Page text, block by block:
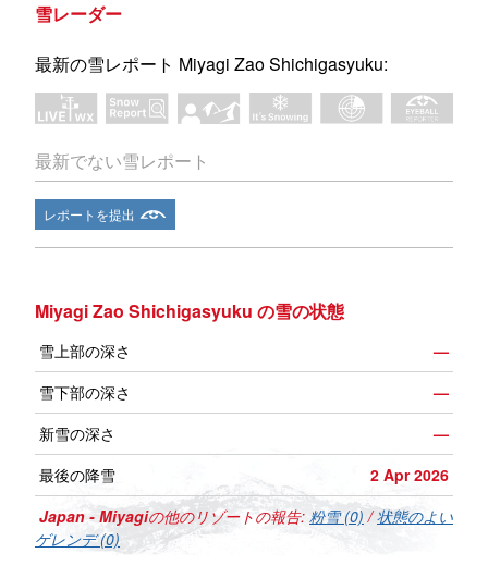
雪レーダー
最新の雪レポート Miyagi Zao Shichigasyuku:
最新でない雪レポート
レポートを提出
Miyagi Zao Shichigasyuku の雪の状態
雪上部の深さ
—
雪下部の深さ
—
新雪の深さ
—
最後の降雪
2 Apr 2026
Japan - Miyagiの他のリゾートの報告: 粉雪 (0) /状態のよい
ゲレンデ (0)